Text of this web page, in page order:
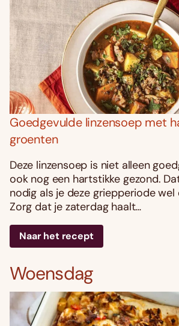
Goedgevulde linzensoep met
groenten
Deze linzensoep is niet alleen
ook nog een hartstikke gezond.
nodig als je deze griepperiode wel
Zorg dat je zaterdag haalt…
Naar het recept
Woensdag